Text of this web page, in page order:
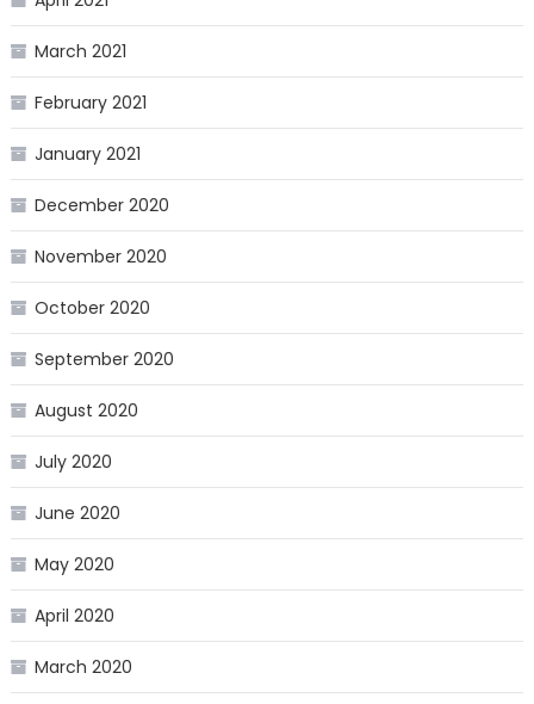
March 2021
February 2021
January 2021
December 2020
November 2020
October 2020
September 2020
August 2020
July 2020
June 2020
May 2020
April 2020
March 2020